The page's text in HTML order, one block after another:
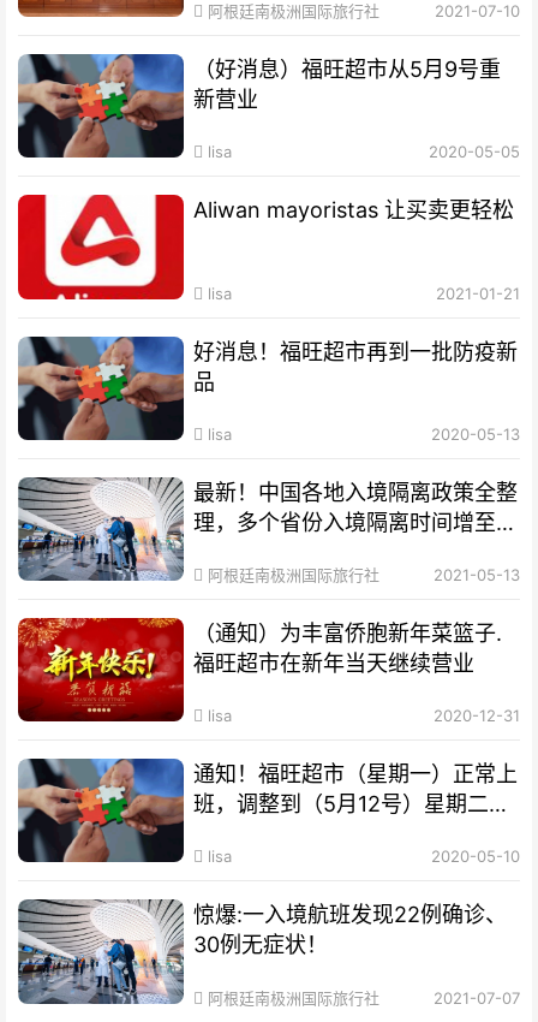
阿根廷南极洲国际旅行社 2021-07-10
（好消息）福旺超市从5月9号重
新营业
lisa 2020-05-05
Aliwan mayoristas 让买卖更轻松
lisa 2021-01-21
好消息！福旺超市再到一批防疫新
品
lisa 2020-05-13
最新！中国各地入境隔离政策全整
理，多个省份入境隔离时间增至
阿根廷南极洲国际旅行社 2021-05-13
（通知）为丰富侨胞新年菜篮子.
福旺超市在新年当天继续营业
lisa 2020-12-31
通知！福旺超市（星期一）正常上
班，调整到（5月12号）星期二公
lisa 2020-05-10
惊爆:一入境航班发现22例确诊、
30例无症状！
阿根廷南极洲国际旅行社 2021-07-07